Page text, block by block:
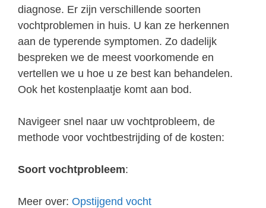
diagnose. Er zijn verschillende soorten
vochtproblemen in huis. U kan ze herkennen
aan de typerende symptomen. Zo dadelijk
bespreken we de meest voorkomende en
vertellen we u hoe u ze best kan behandelen.
Ook het kostenplaatje komt aan bod.
Navigeer snel naar uw vochtprobleem, de
methode voor vochtbestrijding of de kosten:
Soort vochtprobleem:
Meer over: Opstijgend vocht